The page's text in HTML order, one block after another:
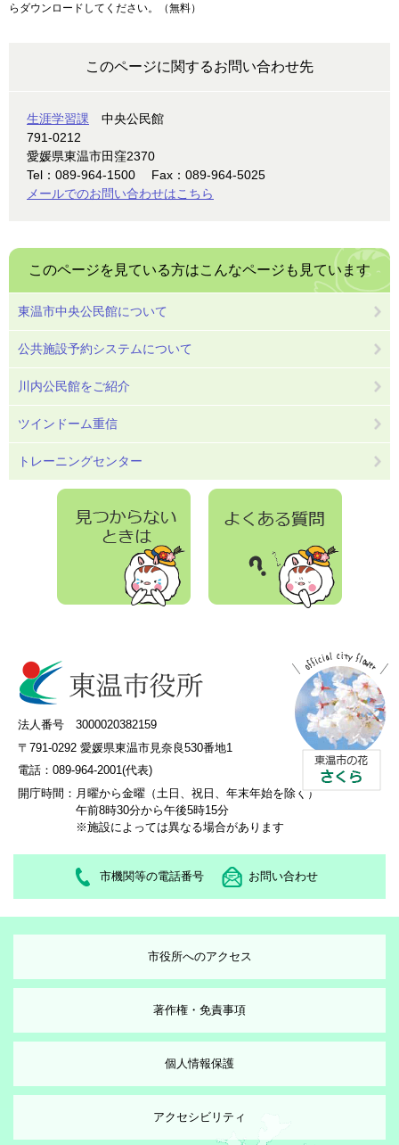
らダウンロードしてください。（無料）
このページに関するお問い合わせ先
生涯学習課
中央公民館
791-0212
愛媛県東温市田窪2370
Tel：089-964-1500
Fax：089-964-5025
メールでのお問い合わせはこちら
このページを見ている方はこんなページも見ています
東温市中央公民館について
公共施設予約システムについて
川内公民館をご紹介
ツインドーム重信
トレーニングセンター
法人番号 3000020382159
〒791-0292 愛媛県東温市見奈良530番地1
電話：089-964-2001(代表)
開庁時間： 月曜から金曜（土日、祝日、年末年始を除く）
午前8時30分から午後5時15分
※施設によっては異なる場合があります
市機関等の電話番号 お問い合わせ
市役所へのアクセス
著作権・免責事項
個人情報保護
アクセシビリティ